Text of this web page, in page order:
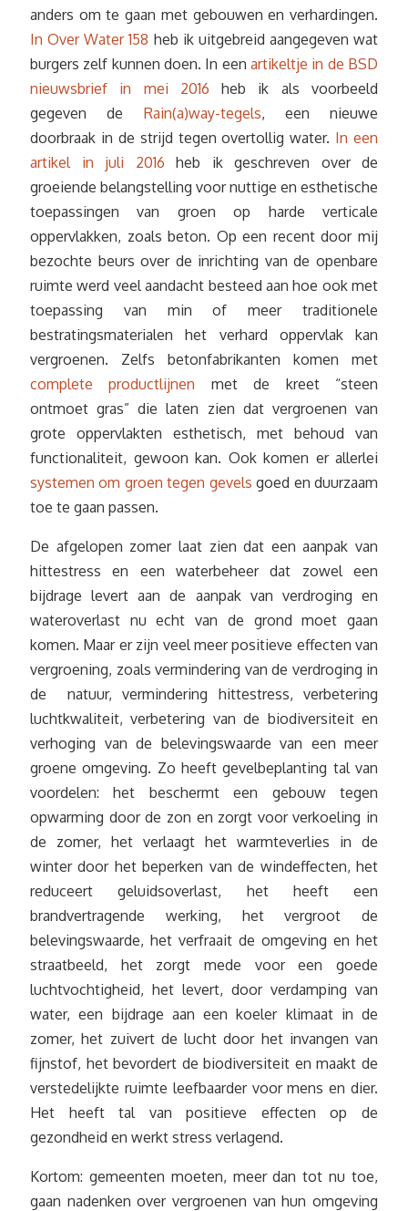
anders om te gaan met gebouwen en verhardingen.
In Over Water 158 heb ik uitgebreid aangegeven wat
burgers zelf kunnen doen. In een artikeltje in de BSD
nieuwsbrief in mei 2016 heb ik als voorbeeld
gegeven de Rain(a)way-tegels, een nieuwe
doorbraak in de strijd tegen overtollig water. In een
artikel in juli 2016 heb ik geschreven over de
groeiende belangstelling voor nuttige en esthetische
toepassingen van groen op harde verticale
oppervlakken, zoals beton. Op een recent door mij
bezochte beurs over de inrichting van de openbare
ruimte werd veel aandacht besteed aan hoe ook met
toepassing van min of meer traditionele
bestratingsmaterialen het verhard oppervlak kan
vergroenen. Zelfs betonfabrikanten komen met
complete productlijnen met de kreet “steen
ontmoet gras” die laten zien dat vergroenen van
grote oppervlakten esthetisch, met behoud van
functionaliteit, gewoon kan. Ook komen er allerlei
systemen om groen tegen gevels goed en duurzaam
toe te gaan passen.
De afgelopen zomer laat zien dat een aanpak van
hittestress en een waterbeheer dat zowel een
bijdrage levert aan de aanpak van verdroging en
wateroverlast nu echt van de grond moet gaan
komen. Maar er zijn veel meer positieve effecten van
vergroening, zoals vermindering van de verdroging in
de natuur, vermindering hittestress, verbetering
luchtkwaliteit, verbetering van de biodiversiteit en
verhoging van de belevingswaarde van een meer
groene omgeving. Zo heeft gevelbeplanting tal van
voordelen: het beschermt een gebouw tegen
opwarming door de zon en zorgt voor verkoeling in
de zomer, het verlaagt het warmteverlies in de
winter door het beperken van de windeffecten, het
reduceert geluidsoverlast, het heeft een
brandvertragende werking, het vergroot de
belevingswaarde, het verfraait de omgeving en het
straatbeeld, het zorgt mede voor een goede
luchtvochtigheid, het levert, door verdamping van
water, een bijdrage aan een koeler klimaat in de
zomer, het zuivert de lucht door het invangen van
fijnstof, het bevordert de biodiversiteit en maakt de
verstedelijkte ruimte leefbaarder voor mens en dier.
Het heeft tal van positieve effecten op de
gezondheid en werkt stress verlagend.
Kortom: gemeenten moeten, meer dan tot nu toe,
gaan nadenken over vergroenen van hun omgeving